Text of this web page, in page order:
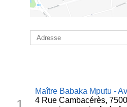
Maître Babaka Mputu -
4 Rue Cambacérès,